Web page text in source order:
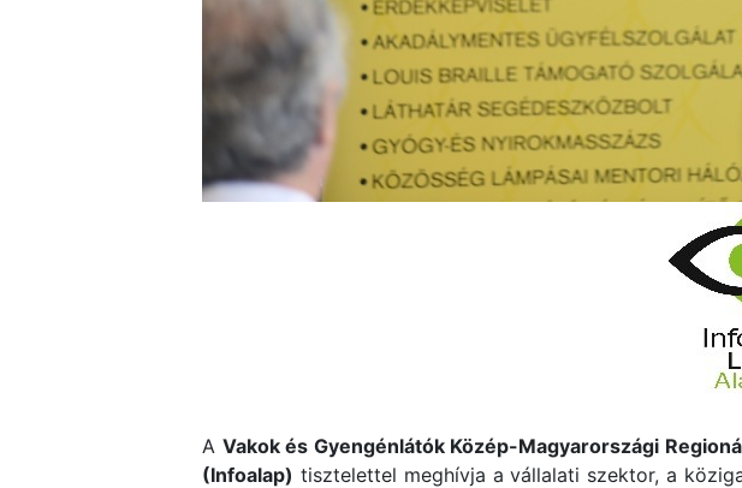
A Vakok és Gyengénlátók Közép-Magyarországi
(Infoalap) tisztelettel meghívja a vállalati szektor, a